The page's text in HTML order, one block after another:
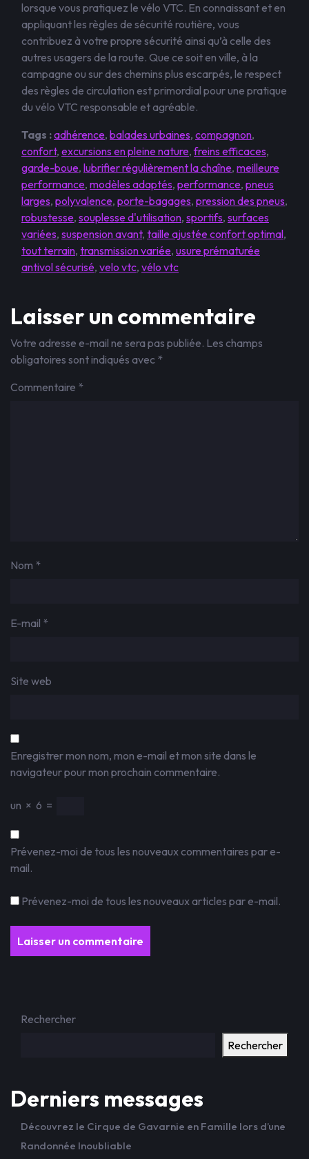
lorsque vous pratiquez le vélo VTC. En connaissant et en
appliquant les règles de sécurité routière, vous
contribuez à votre propre sécurité ainsi qu’à celle des
autres usagers de la route. Que ce soit en ville, à la
campagne ou sur des chemins plus escarpés, le respect
des règles de circulation est primordial pour une pratique
du vélo VTC responsable et agréable.
Tags :adhérence, balades urbaines, compagnon,
confort, excursions en pleine nature,freins efficaces,
garde-boue, lubrifier régulièrement la chaîne, meilleure
performance, modèles adaptés, performance, pneus
larges, polyvalence, porte-bagages, pression des pneus,
robustesse, souplesse d'utilisation, sportifs, surfaces
variées, suspension avant, taille ajustée confort optimal,
tout terrain, transmission variée, usure prématurée
antivol sécurisé, velo vtc, vélo vtc
Laisser un commentaire
Votre adresse e-mail ne sera pas publiée. Les champs
obligatoires sont indiqués avec *
Commentaire *
Nom *
E-mail *
Site web
Enregistrer mon nom, mon e-mail et mon site dans le
navigateur pour mon prochain commentaire.
un × 6 =
Prévenez-moi de tous les nouveaux commentaires par e-
mail.
Prévenez-moi de tous les nouveaux articles par e-mail.
Rechercher
Rechercher
Derniers messages
Découvrez le Cirque de Gavarnie en Famille lors d’une
Randonnée Inoubliable